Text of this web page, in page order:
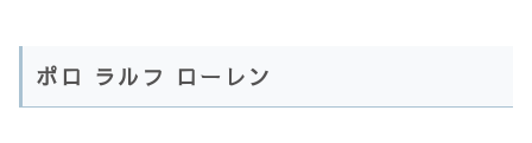
ポロ ラルフ ローレン